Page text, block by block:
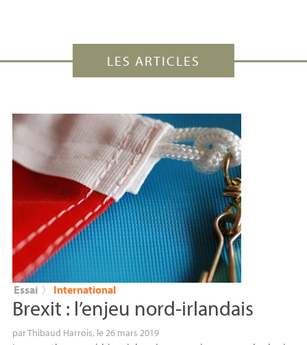
LES ARTICLES
Essai 〉 International
Brexit : l’enjeu nord-irlandais
parThibaud Harrois, le 26 mars 2019